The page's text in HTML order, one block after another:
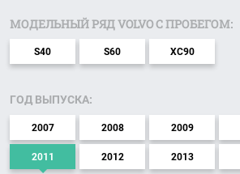
МОДЕЛЬНЫЙ РЯД VOLVO С ПРОБЕГОМ:
S40 S60 XC90
ГОД ВЫПУСКА:
2007 2008 2009
2011 2012 2013